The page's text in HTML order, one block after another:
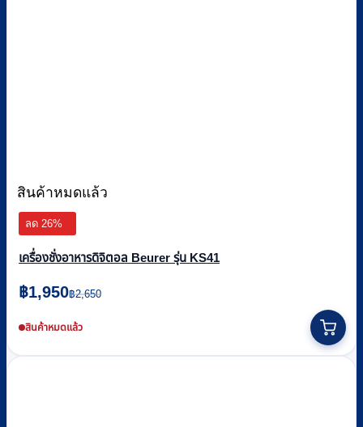
สินค้าหมดแล้ว
ลด 26%
เครื่องชั่งอาหารดิจิตอล Beurer รุ่น KS41
฿2,650
Original
price
was:
฿1,950
Current
price
is:สินค้าหมดแล้ว